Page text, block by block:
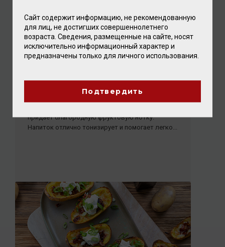
Грушевый детокс-шраб
Лимон и имбирь ускоряют метаболизм и
придаёт благородную фруктовую нотку.
Напиток отлично тонизирует и помогает легко...
Сайт содержит информацию, не рекомендованную
для лиц, не достигших совершеннолетнего
возраста. Сведения, размещенные на сайте, носят
исключительно информационный характер и
предназначены только для личного использования.
Подтвердить